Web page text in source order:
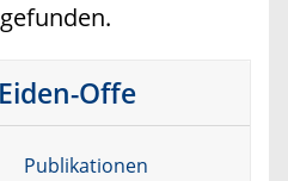
Offe
Publikationen